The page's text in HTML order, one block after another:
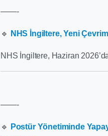
——-
🔹 NHS İngiltere, Yeni
NHS İngiltere, Haziran
——-
🔹
Postür Yönetiminde